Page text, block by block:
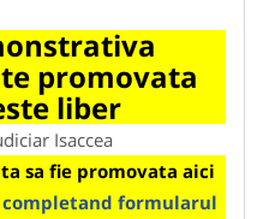
promovata
liber
Isaccea
sa fie promovata aici
completand formularul